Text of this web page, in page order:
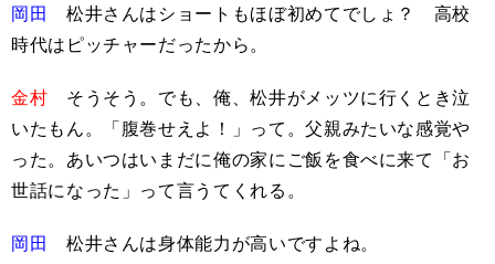
岡田
松井さんはショートもほぼ初めてでしょ？ 高校
時代はピッチャーだったから。
金村 そうそう。でも、俺、松井がメッツに行くとき泣
いたもん。「腹巻せえよ！」って。父親みたいな感覚や
った。あいつはいまだに俺の家にご飯を食べに来て「お
世話になった」って言うてくれる。
岡田 松井さんは身体能力が高いですよね。